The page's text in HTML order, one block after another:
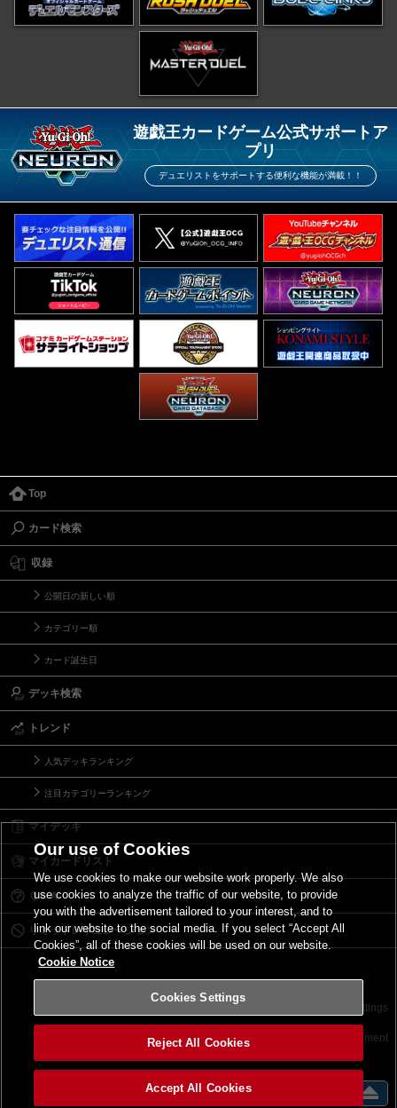
遊戯王カードゲーム公式サポートア
プリ
デュエリストをサポートする便利な機能が満載！！
Top
カード検索
収録
公開日の新しい順
カテゴリー順
カード誕生日
デッキ検索
トレンド
人気デッキランキング
注目カテゴリーランキング
マイデッキ
マイカードリスト
Ｑ＆Ａ
リミットレギュレーション
サイトポリシー Cookies Settings
©2026 Konami Digital Entertainment
Our use of Cookies
We use cookies to make our website work properly. We also
use cookies to analyze the traffic of our website, to provide
you with the advertisement tailored to your interest, and to
link our website to the social media. If you select “Accept All
Cookies”, all of these cookies will be used on our website.
Cookie Notice
Cookies Settings
Reject All Cookies
Accept All Cookies